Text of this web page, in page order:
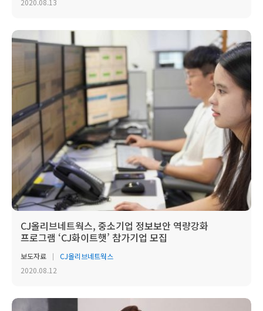
2020.08.13
CJ올리브네트웍스, 중소기업 정보보안 역량강화
프로그램 ‘CJ화이트햇’ 참가기업 모집
보도자료
CJ올리브네트웍스
2020.08.12